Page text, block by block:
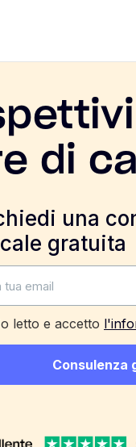
di
una
gratuita
letto e accetto
Consulenza